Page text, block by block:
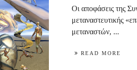
Οι αποφάσεις της
μεταναστευτικής
μεταναστών, ...
READ MORE